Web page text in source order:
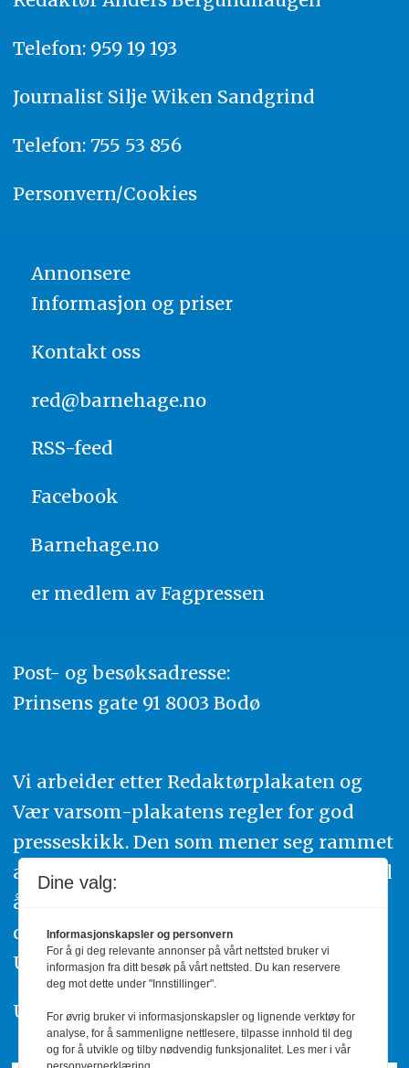
Telefon: 959 19 193
Journalist Silje Wiken Sandgrind
Telefon: 755 53 856
Personvern/Cookies
Annonsere
Informasjon og priser
Kontakt oss
red@barnehage.no
RSS-feed
Facebook
Barnehage.no
er medlem av Fagpressen
Post- og besøksadresse:
Prinsens gate 91 8003 Bodø
Vi arbeider etter Redaktørplakaten og
Vær varsom-plakatens regler for god
presseskikk. Den som mener seg rammet
av urettmessig publisering, oppfordres til
å ta kontakt med redaksjonen. Du kan
også klage inn saker til Pressens Faglige
Utvalg,www.pfu.no.
Utgiver: PBL
Dine valg:
Informasjonskapsler og personvern
For å gi deg relevante annonser på vårt nettsted bruker vi
informasjon fra ditt besøk på vårt nettsted. Du kan reservere
deg mot dette under "Innstillinger".
For øvrig bruker vi informasjonskapsler og lignende verktøy for
analyse, for å sammenligne nettlesere, tilpasse innhold til deg
og for å utvikle og tilby nødvendig funksjonalitet. Les mer i vår